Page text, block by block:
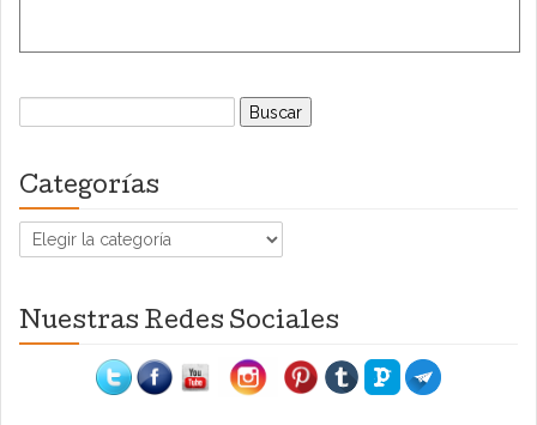
Buscar:
Categorías
Categorías
Nuestras Redes Sociales